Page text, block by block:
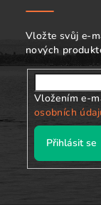
Vložte svůj e-
nových
Vložením e-
osobních
Přihlásit se